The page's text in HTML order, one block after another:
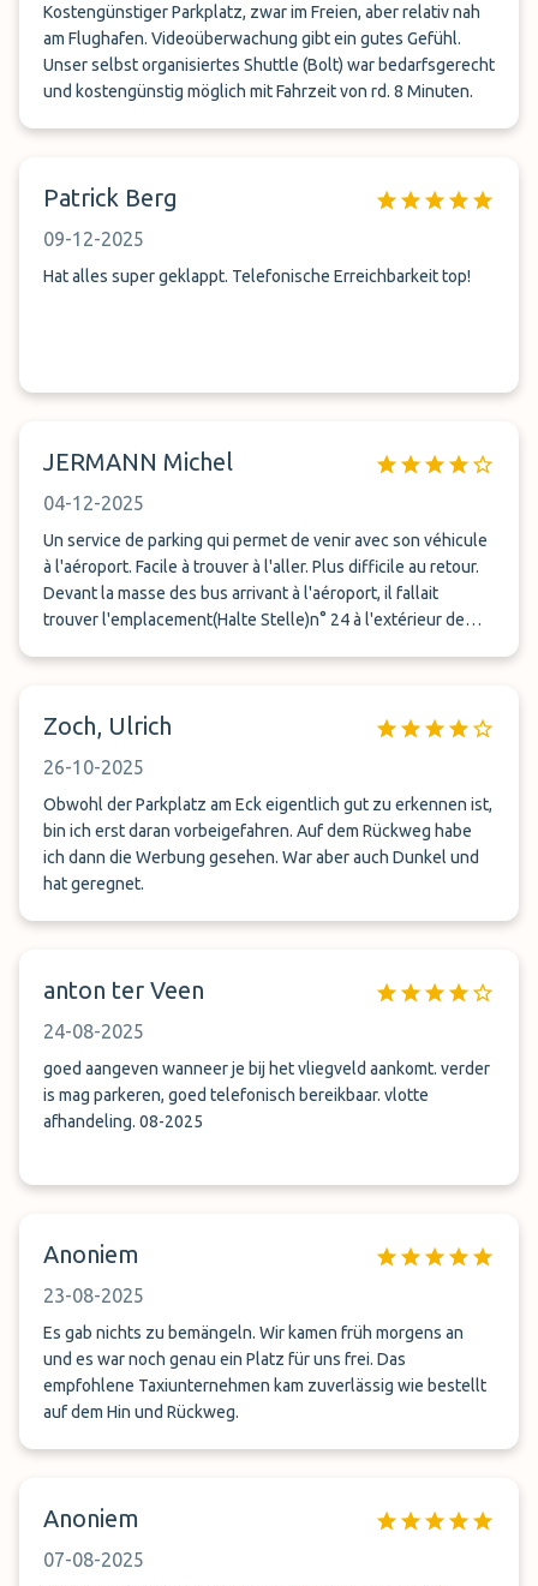
Kostengünstiger Parkplatz, zwar im Freien, aber relativ nah
am Flughafen. Videoüberwachung gibt ein gutes Gefühl.
Unser selbst organisiertes Shuttle (Bolt) war bedarfsgerecht
und kostengünstig möglich mit Fahrzeit von rd. 8 Minuten.
Patrick Berg
09-12-2025
Hat alles super geklappt. Telefonische Erreichbarkeit top!
JERMANN Michel
04-12-2025
Un service de parking qui permet de venir avec son véhicule
à l'aéroport. Facile à trouver à l'aller. Plus difficile au retour.
Devant la masse des bus arrivant à l'aéroport, il fallait
trouver l'emplacement(Halte Stelle)n° 24 à l'extérieur de
Zoch, Ulrich
26-10-2025
Obwohl der Parkplatz am Eck eigentlich gut zu erkennen ist,
bin ich erst daran vorbeigefahren. Auf dem Rückweg habe
ich dann die Werbung gesehen. War aber auch Dunkel und
hat geregnet.
anton ter Veen
24-08-2025
goed aangeven wanneer je bij het vliegveld aankomt. verder
is mag parkeren, goed telefonisch bereikbaar. vlotte
afhandeling. 08-2025
Anoniem
23-08-2025
Es gab nichts zu bemängeln. Wir kamen früh morgens an
und es war noch genau ein Platz für uns frei. Das
empfohlene Taxiunternehmen kam zuverlässig wie bestellt
auf dem Hin und Rückweg.
Anoniem
07-08-2025